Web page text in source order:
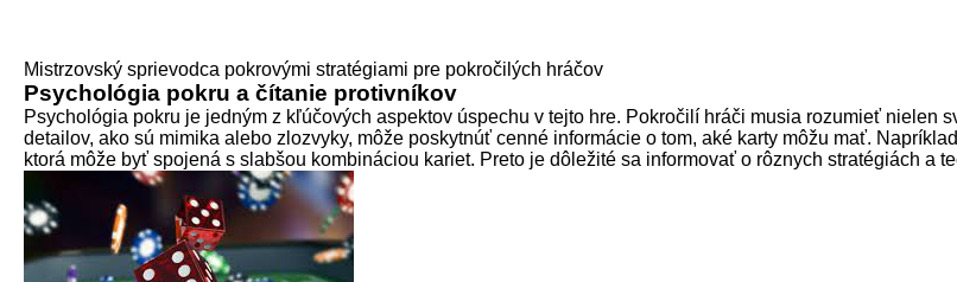
Mistrzovský sprievodca pokrovými stratégiami pre pokročilých hráčov
Psychológia pokru a čítanie protivníkov
Psychológia pokru je jedným z kľúčových aspektov úspechu v tejto hre. Pokročilí hráči musia rozumieť nielen
detailov, ako sú mimika alebo zlozvyky, môže poskytnúť cenné informácie o tom, aké karty môžu mať.
ktorá môže byť spojená s slabšou kombináciou kariet. Preto je dôležité sa informovať o rôznych stratégiách a